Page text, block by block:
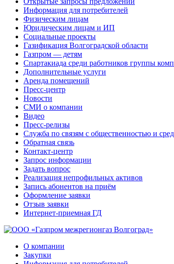
Информация для потребителей
Физическим лицам
Юридическим лицам и ИП
Социальные проекты
Газификация Волгоградской области
Газпром — детям
Спартакиада среди работников группы
Дополнительные услуги
Аренда помещений
Пресс-центр
Новости
СМИ о компании
Видео
Пресс-релизы
Служба по связям с общественностью и
Обратная связь
Контакт-центр
Запрос информации
Задать вопрос
Реализация непрофильных активов
Запись абонентов на приём
Оформление заявки
Отзыв заявки
Интернет-приемная ГД
О компании
Закупки